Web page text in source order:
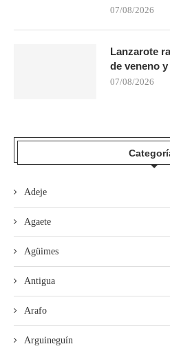
07/08/2026
Lanzarote
de veneno
07/08/2026
Adeje
Agaete
Agüimes
Antigua
Arafo
Arguineguín